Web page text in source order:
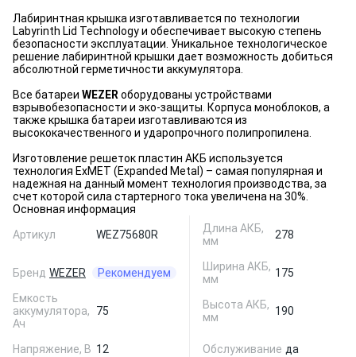
Лабиринтная крышка изготавливается по технологии
Labyrinth Lid Technology и обеспечивает высокую степень
безопасности эксплуатации. Уникальное технологическое
решение лабиринтной крышки дает возможность добиться
абсолютной герметичности аккумулятора.
Все батареи WEZER оборудованы устройствами
взрывобезопасности и эко-защиты. Корпуса моноблоков, а
также крышка батареи изготавливаются из
высококачественного и ударопрочного полипропилена.
Изготовление решеток пластин АКБ используется
технология ExMET (Expanded Metal) – самая популярная и
надежная на данный момент технология производства, за
счет которой сила стартерного тока увеличена на 30%.
Основная информация
Артикул
WEZ75680R
Бренд WEZER
Рекомендуем
Емкость
аккумулятора,
Ач
75
Напряжение, В 12
Длина АКБ,
мм
278
Ширина АКБ,
мм
175
Высота АКБ,
мм
190
Обслуживание да